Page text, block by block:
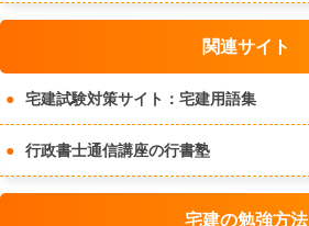
関連サイト
宅建試験対策サイト：宅建用語集
行政書士通信講座の行書塾
宅建の勉強方法